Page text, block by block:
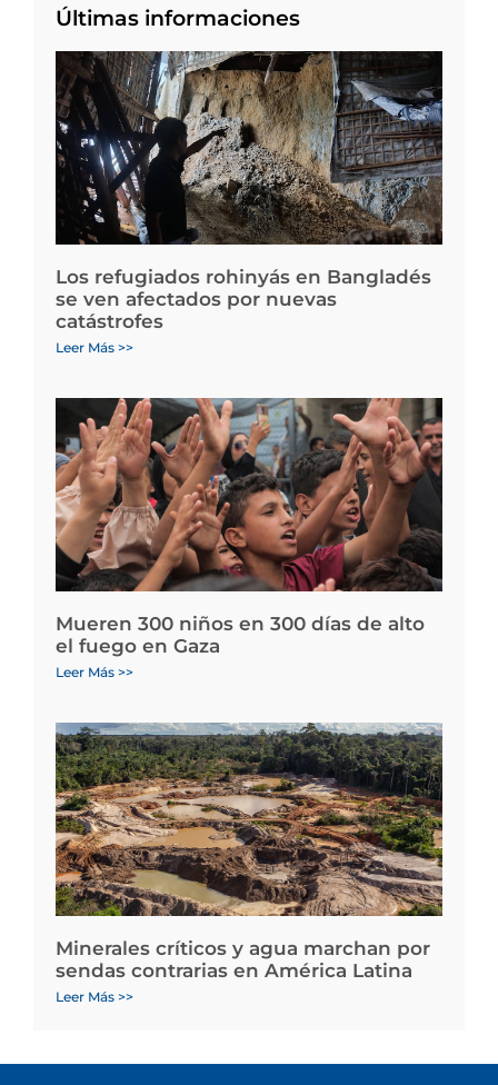
Últimas informaciones
Los refugiados rohinyás en Bangladés
se ven afectados por nuevas
catástrofes
Leer Más >>
Mueren 300 niños en 300 días de alto
el fuego en Gaza
Leer Más >>
Minerales críticos y agua marchan por
sendas contrarias en América Latina
Leer Más >>